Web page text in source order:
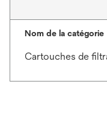
Nom de la catégorie
Cartouches de